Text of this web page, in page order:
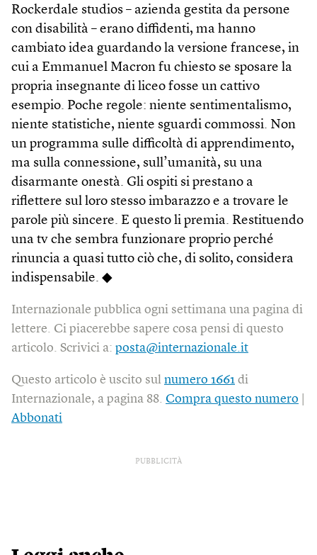
Rockerdale studios – azienda gestita da persone
con disabilità – erano diffidenti, ma hanno
cambiato idea guardando la versione francese, in
cui a Emmanuel Macron fu chiesto se sposare la
propria insegnante di liceo fosse un cattivo
esempio. Poche regole: niente sentimentalismo,
niente statistiche, niente sguardi commossi. Non
un programma sulle difficoltà di apprendimento,
ma sulla connessione, sull’umanità, su una
disarmante onestà. Gli ospiti si prestano a
riflettere sul loro stesso imbarazzo e a trovare le
parole più sincere. E questo li premia. Restituendo
una tv che sembra funzionare proprio perché
rinuncia a quasi tutto ciò che, di solito, considera
indispensabile. ◆
Internazionale pubblica ogni settimana una pagina di
lettere. Ci piacerebbe sapere cosa pensi di questo
articolo. Scrivici a: posta@internazionale.it
Questo articolo è uscito sul numero 1661 di
Internazionale, a pagina 88. Compra questo numero
Abbonati
PUBBLICITÀ